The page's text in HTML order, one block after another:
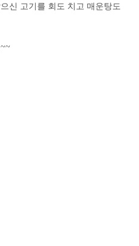
신 고기를 회도 치고 매운탕도